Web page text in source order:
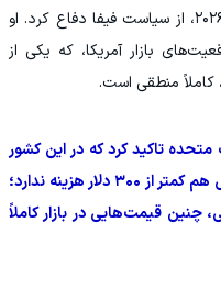
درباره قیمت بالای بلیت‌های جام جهانی ۲۰۲۶، از سیاست فیفا دفاع کرد. او
بازار آمریکا، که یکی از
کاملاً منطقی است.
متحده تاکید کرد که در این کشور
حتی تماشای یک مسابقه ورزشی دانشجویی هم کمتر از ۳۰۰ دلار هزینه ندارد؛
چنین قیمت‌هایی در بازار کاملاً